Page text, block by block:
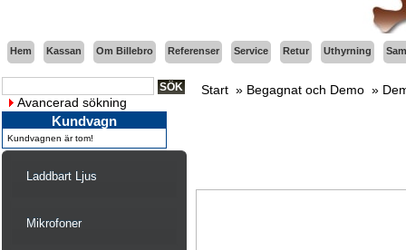
Hem Kassan Om Billebro Referenser Service Retur Uthyrning
Avancerad sökning
Kundvagn
Kundvagnen är tom!
Laddbart Ljus
Mikrofoner
Start » Begagnat och Demo »